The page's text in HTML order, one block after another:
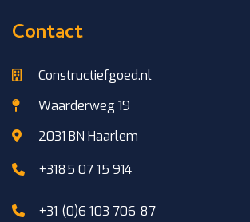
Contact
Constructiefgoed.nl
Waarderweg 19
2031 BN Haarlem
+3185 07 15 914
+31 (0)6 103 706 87